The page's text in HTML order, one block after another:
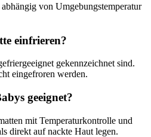
von Umgebungstemperatur
einfrieren?
gekennzeichnet sind.
eingefroren werden.
geeignet?
mit Temperaturkontrolle und
direkt auf nackte Haut legen.